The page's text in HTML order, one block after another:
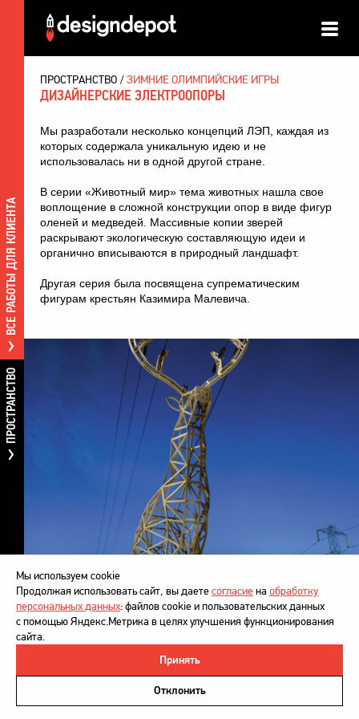
ВСЕ РАБОТЫ ДЛЯ КЛИЕНТА
ПРОСТРАНСТВО
ПРОСТРАНСТВО ЗИМНИЕ ОЛИМПИЙСКИЕ ИГРЫ
ДИЗАЙНЕРСКИЕ ЭЛЕКТРООПОРЫ
Мы разработали несколько концепций ЛЭП, каждая из
которых содержала уникальную идею и не
использовалась ни в одной другой стране.
В серии «Животный мир» тема животных нашла свое
воплощение в сложной конструкции опор в виде фигур
оленей и медведей. Массивные копии зверей
раскрывают экологическую составляющую идеи и
органично вписываются в природный ландшафт.
Другая серия была посвящена супрематическим
фигурам крестьян Казимира Малевича.
Политика в отношении обработки персональных данных
Напишите нам
Мы используем cookie
Продолжая использовать сайт, вы даетесогласиена обработку
персональных данных: файлов cookie и пользовательских данных
с помощью Яндекс.Метрика в целях улучшения функционирования
сайта.
Принять
Отклонить